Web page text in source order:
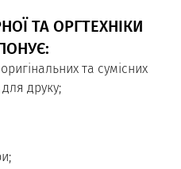
ТА ОРГТЕХНІКИ
та сумісних
друку;